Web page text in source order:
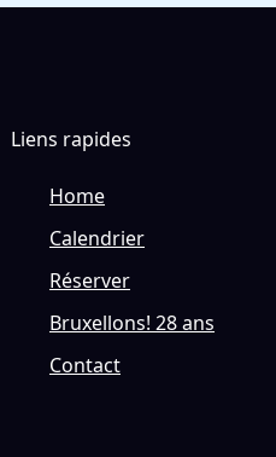
Liens rapides
Home
Calendrier
Réserver
Bruxellons! 28 ans
Contact